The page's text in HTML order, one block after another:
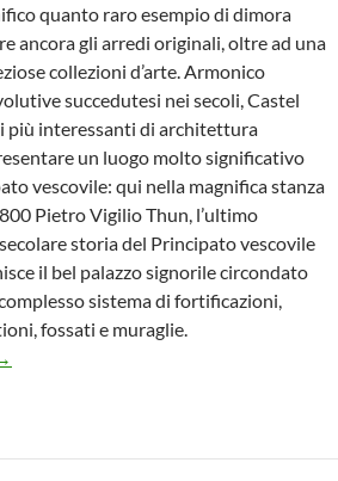
quanto raro esempio di dimora
ancora gli arredi originali, oltre ad una
collezioni d’arte. Armonico
succedutesi nei secoli, Castel
più interessanti di architettura
un luogo molto significativo
vescovile: qui nella magnifica stanza
Pietro Vigilio Thun, l’ultimo
storia del Principato vescovile
il bel palazzo signorile circondato
sistema di fortificazioni,
fossati e muraglie.
Nella Val di Non alla scoperta di Castel